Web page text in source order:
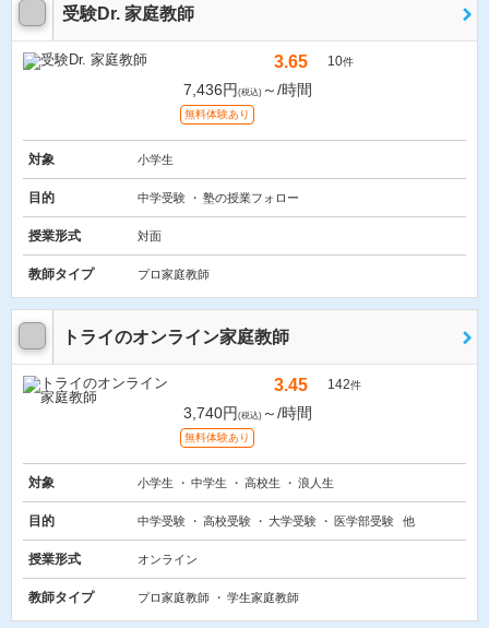
受験Dr. 家庭教師
3.65 10件
7,436円 (税込) ～/時間
無料体験あり
対象 小学生
目的 中学受験 塾の授業フォロー
授業形式 対面
教師タイプ プロ家庭教師
トライのオンライン家庭教師
3.45 142件
3,740円 (税込) ～/時間
無料体験あり
対象 小学生 中学生 高校生 浪人生
目的 中学受験 高校受験 大学受験 医学部受験 他
授業形式 オンライン
教師タイプ プロ家庭教師 学生家庭教師